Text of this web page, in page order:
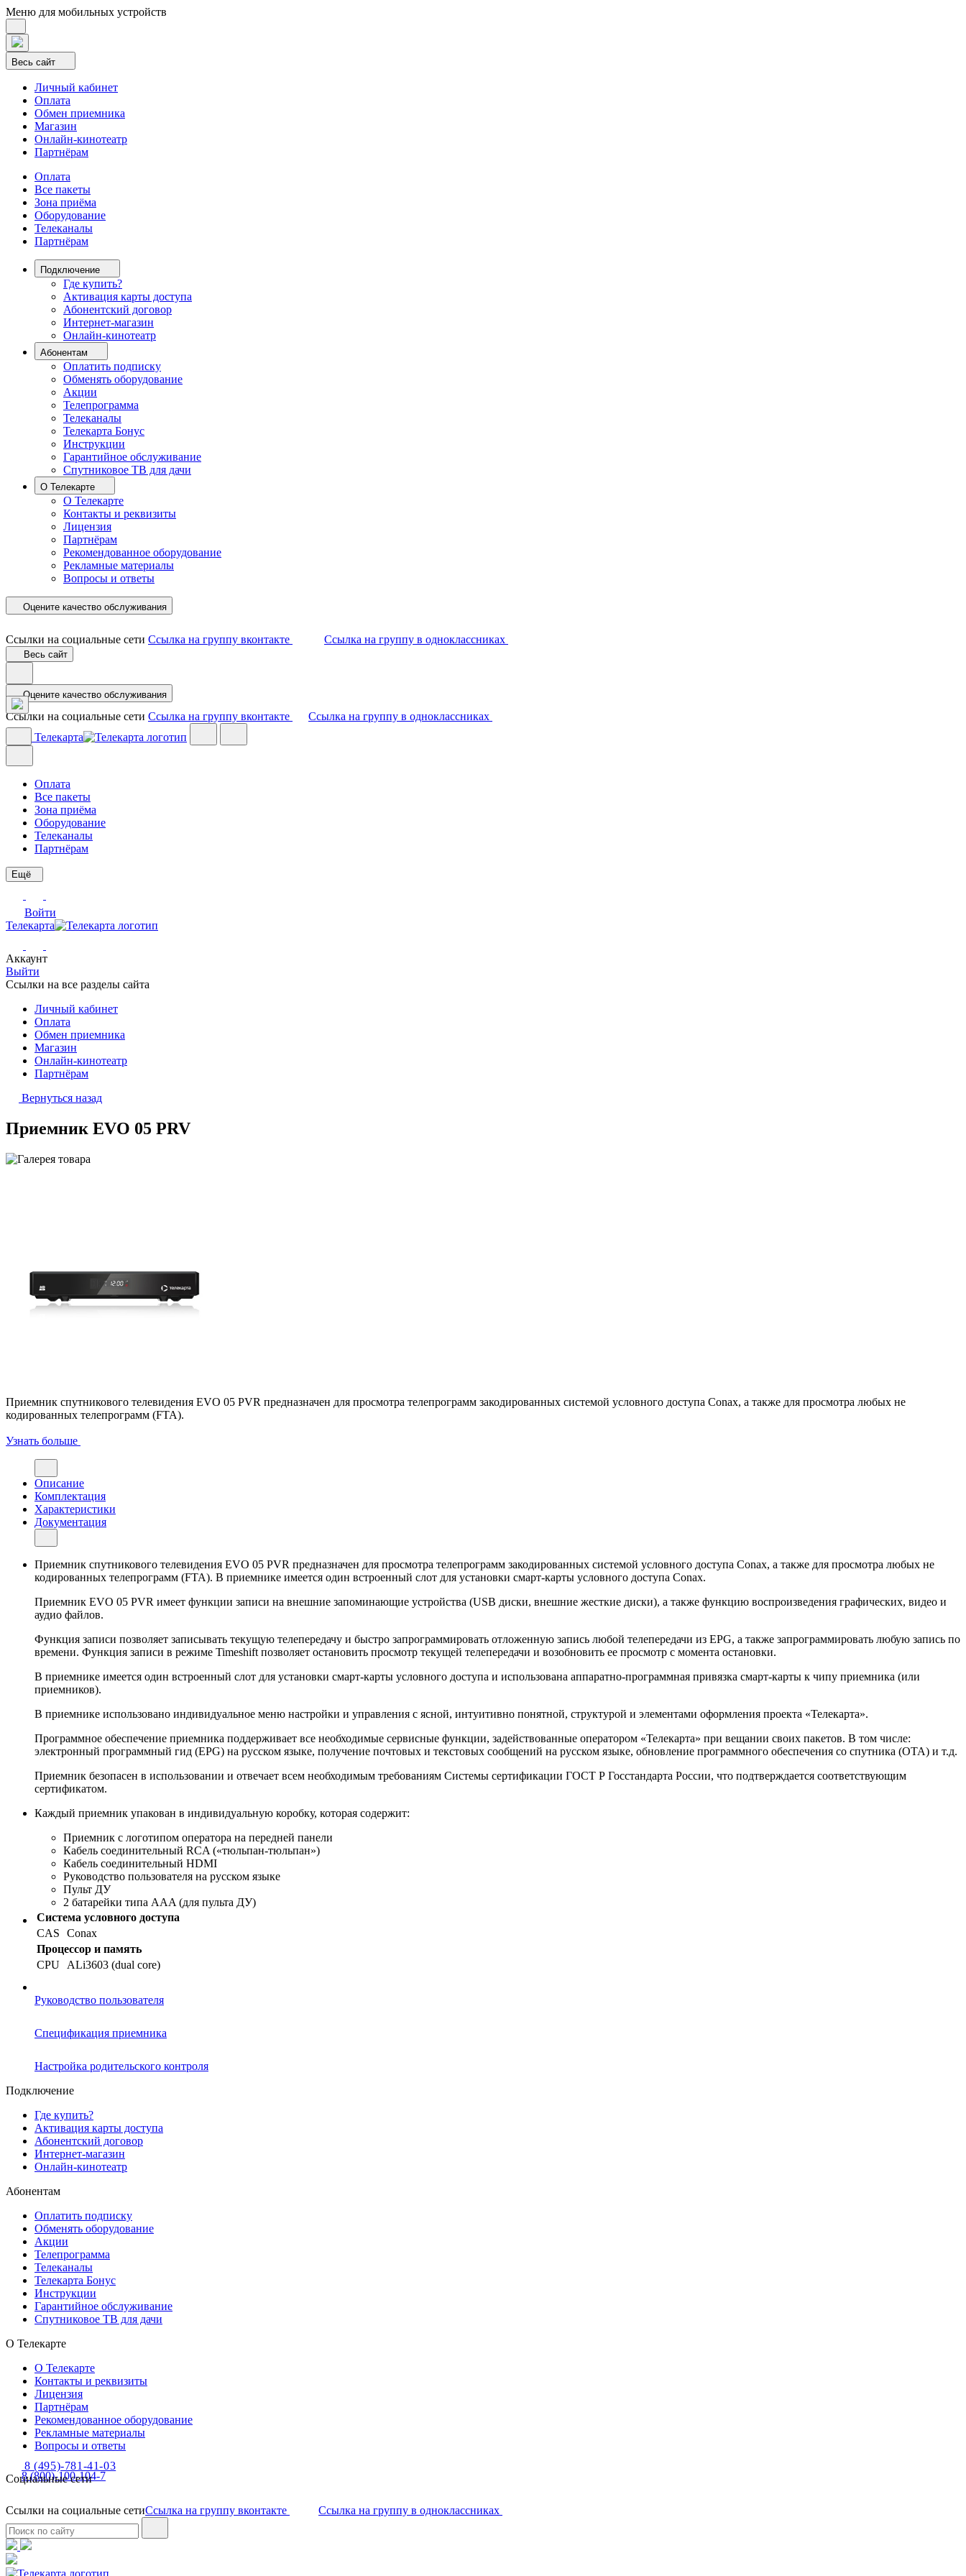
Меню для мобильных устройств
Весь сайт
Личный кабинет
Оплата
Обмен приемника
Магазин
Онлайн-кинотеатр
Партнёрам
Оплата
Все пакеты
Зона приёма
Оборудование
Телеканалы
Партнёрам
Подключение
Где купить?
Активация карты доступа
Абонентский договор
Интернет-магазин
Онлайн-кинотеатр
Абонентам
Оплатить подписку
Обменять оборудование
Акции
Телепрограмма
Телеканалы
Телекарта Бонус
Инструкции
Гарантийное обслуживание
Спутниковое ТВ для дачи
О Телекарте
О Телекарте
Контакты и реквизиты
Лицензия
Партнёрам
Рекомендованное оборудование
Рекламные материалы
Вопросы и ответы
Оцените качество обслуживания
Ссылки на социальные сети Ссылка на группу вконтакте Ссылка на группу в одноклассниках
Весь сайт
Оцените качество обслуживания
Ссылки на социальные сети Ссылка на группу вконтакте
Ссылка на группу в одноклассниках
Телекарта
Оплата
Все пакеты
Зона приёма
Оборудование
Телеканалы
Партнёрам
Ещё
Войти
Телекарта
Аккаунт
Выйти
Ссылки на все разделы сайта
Личный кабинет
Оплата
Обмен приемника
Магазин
Онлайн-кинотеатр
Партнёрам
Вернуться назад
Приемник EVO 05 PRV
Приемник спутникового телевидения EVO 05 PVR предназначен для просмотра телепрограмм закодированных системой условного доступа Conax, а также для просмотра любых не
кодированных телепрограмм (FTA).
Узнать больше
Описание
Комплектация
Характеристики
Документация
Приемник спутникового телевидения EVO 05 PVR предназначен для просмотра телепрограмм закодированных системой условного доступа Conax, а также для просмотра любых не
кодированных телепрограмм (FTA). В приемнике имеется один встроенный слот для установки смарт-карты условного доступа Conax.
Приемник EVO 05 PVR имеет функции записи на внешние запоминающие устройства (USB диски, внешние жесткие диски), а также функцию воспроизведения графических, видео и
аудио файлов.
Функция записи позволяет записывать текущую телепередачу и быстро запрограммировать отложенную запись любой телепередачи из EPG, а также запрограммировать любую запись по
времени. Функция записи в режиме Timeshift позволяет остановить просмотр текущей телепередачи и возобновить ее просмотр с момента остановки.
В приемнике имеется один встроенный слот для установки смарт-карты условного доступа и использована аппаратно-программная привязка смарт-карты к чипу приемника (или
приемников).
В приемнике использовано индивидуальное меню настройки и управления с ясной, интуитивно понятной, структурой и элементами оформления проекта «Телекарта».
Программное обеспечение приемника поддерживает все необходимые сервисные функции, задействованные оператором «Телекарта» при вещании своих пакетов. В том числе:
электронный программный гид (EPG) на русском языке, получение почтовых и текстовых сообщений на русском языке, обновление программного обеспечения со спутника (OTA) и т.д.
Приемник безопасен в использовании и отвечает всем необходимым требованиям Системы сертификации ГОСТ Р Госстандарта России, что подтверждается соответствующим
сертификатом.
Каждый приемник упакован в индивидуальную коробку, которая содержит:
Приемник с логотипом оператора на передней панели
Кабель соединительный RCA («тюльпан-тюльпан»)
Кабель соединительный HDMI
Руководство пользователя на русском языке
Пульт ДУ
2 батарейки типа AAA (для пульта ДУ)
Система условного доступа
CAS
Conax
Процессор и память
CPU
ALi3603 (dual core)
Руководство пользователя
Спецификация приемника
Настройка родительского контроля
Подключение
Где купить?
Активация карты доступа
Абонентский договор
Интернет-магазин
Онлайн-кинотеатр
Абонентам
Оплатить подписку
Обменять оборудование
Акции
Телепрограмма
Телеканалы
Телекарта Бонус
Инструкции
Гарантийное обслуживание
Спутниковое ТВ для дачи
О Телекарте
О Телекарте
Контакты и реквизиты
Лицензия
Партнёрам
Рекомендованное оборудование
Рекламные материалы
Вопросы и ответы
8 (800)-100-104-7
8 (495)-781-41-03
Социальные сети
Ссылки на социальные сетиСсылка на группу вконтакте Ссылка на группу в одноклассниках